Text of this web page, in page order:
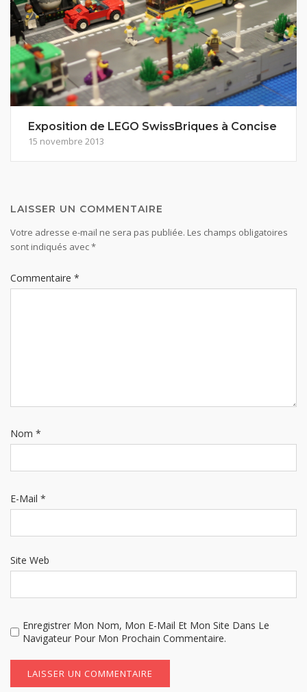
Exposition de LEGO SwissBriques à Concise
15 novembre 2013
LAISSER UN COMMENTAIRE
Votre adresse e-mail ne sera pas publiée. Les champs obligatoires
sont indiqués avec*
Commentaire *
Nom *
E-Mail *
Site Web
Enregistrer Mon Nom, Mon E-Mail Et Mon Site Dans Le
Navigateur Pour Mon Prochain Commentaire.